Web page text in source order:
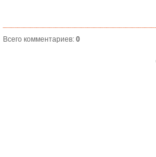
Всего комментариев: 0